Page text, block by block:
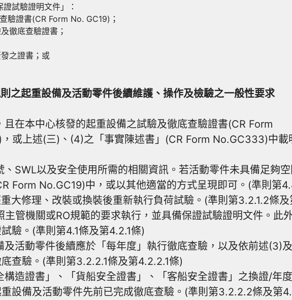
試驗證明文件」：
證書(CR Form No. GC19)；
徹底查驗證書；
之證書；或
之起重設備及活動零件後續維護、操作及檢驗之一般性要求
在本中心核發的起重設備之試驗及徹底查驗證書(CR Form
或上述(三)、(4)之「事實陳述書」(CR Form No.GC333)中載
以及安全使用所需的相關資訊。若活動零件未具備足夠空
Form No.GC19)中，或以其他適當的方式呈現即可。(準則第
修理、改裝或換裝後重新執行負荷試驗。(準則第3.2.1.2條及
機關或RO規範的要求執行，並具備保證試驗證明文件。此
驗。(準則第4.1條及第4.2.1條)
動零件後續應於「每年度」執行徹底查驗，以及依前述(3)
查驗。(準則第3.2.2.1條及第4.2.2.1條)
證書」、「貨船安全證書」、「客船安全證書」之換證/年
設備及活動零件先前已完成徹底查驗。(準則第3.2.2.2條及第